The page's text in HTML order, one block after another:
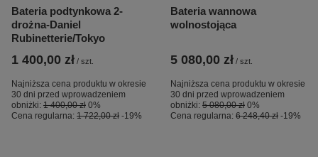
Bateria podtynkowa 2-
drożna-Daniel
Rubinetterie/Tokyo
1 400,00 zł / szt.
Najniższa cena produktu w okresie
30 dni przed wprowadzeniem
obniżki: 1 400,00 zł 0%
Cena regularna: 1 722,00 zł -19%
Bateria wannowa
wolnostojąca
5 080,00 zł / szt.
Najniższa cena produktu w okresie
30 dni przed wprowadzeniem
obniżki: 5 080,00 zł 0%
Cena regularna: 6 248,40 zł -19%